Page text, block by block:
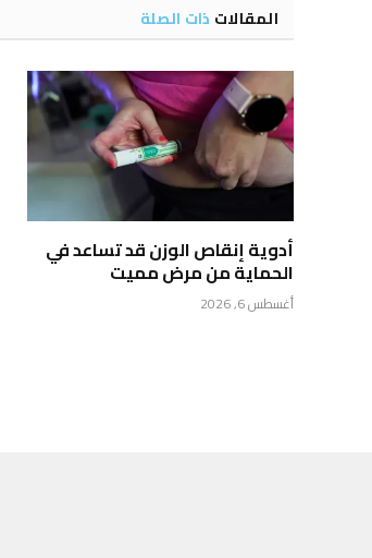
المقالات ذات الصلة
أدوية إنقاص الوزن قد تساعد في
الحماية من مرض مميت
أغسطس 6, 2026